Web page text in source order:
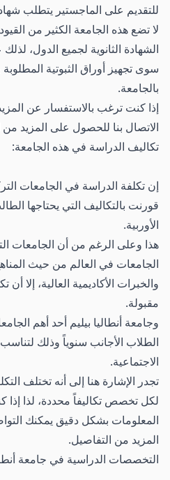
للتقديم على الماجستير يتطلب
لا تضع هذه الجامعة الكثير من
الشهادة الثانوية لجميع الدول،
سوى تجهيز أوراق الثبوتية
بالجامعة.
إذا كنت ترغب بالاستفسار عن
الاتصال بنا للحصول على المزيد
تكاليف الدراسة في هذه الجامعة:
إن تكلفة الدراسة في الجامعات
قورنت بالتكاليف التي يحتاجها
الأوربية.
هذا وعلى الرغم من أن الجامعات
الجامعات في العالم من حيث المناهج
والخبرات الأكاديمية العالية، إلا
مقبولة.
وجامعة أنطاليا بيليم أحد أهم
الطلاب الأجانب سنوياً وذلك
الاجتماعية.
تجدر الإشارة هنا إلى أنه تختلف
لكل تخصص تكاليفاً محددة، لذا إذا
المعلومات بشكل دقيق يمكنك
المزيد من التفاصيل.
التخصصات الدراسية في جامعة